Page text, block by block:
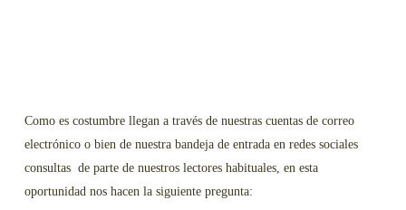
Como es costumbre llegan a través de nuestras cuentas de correo
electrónico o bien de nuestra bandeja de entrada en redes sociales
consultas de parte de nuestros lectores habituales, en esta
oportunidad nos hacen la siguiente pregunta: